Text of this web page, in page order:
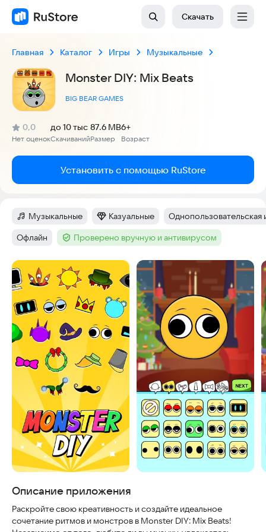
Скачать
Главная Каталог Игры Музыкальные
Monster DIY: Mix Beats
BIG BEAR GAMES
Рейтинг:
0,0
(
Нет оценок
)
Скачиваний
до 10 тыс
Размер
87.6 MB
Возраст
6+
Установить с помощью RuStore
Категория:
Музыкальные Категория:
Казуальные Тег:
Однопользовательская
Тег:
Офлайн Тег :Проверено вручную и антивирусом
Скриншоты
Описание приложения
Раскройте свою креативность и создайте идеальное
сочетание ритмов и монстров в Monster DIY: Mix Beats!